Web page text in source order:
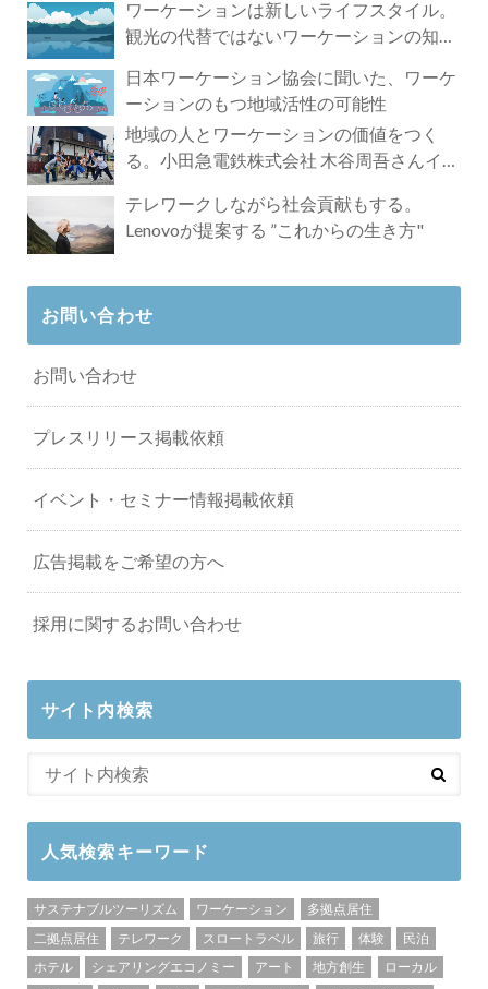
ワーケーションは新しいライフスタイル。
観光の代替ではないワーケーションの知ら
日本ワーケーション協会に聞いた、ワーケ
ーションのもつ地域活性の可能性
地域の人とワーケーションの価値をつく
る。小田急電鉄株式会社 木谷周吾さんイン
テレワークしながら社会貢献もする。
Lenovoが提案する ”これからの生き方"
お問い合わせ
お問い合わせ
プレスリリース掲載依頼
イベント・セミナー情報掲載依頼
広告掲載をご希望の方へ
採用に関するお問い合わせ
サイト内検索
人気検索キーワード
サステナブルツーリズム ワーケーション
多拠点居住
二拠点居住
テレワーク スロートラベル 旅行 体験
民泊
ホテル
シェアリングエコノミー アート 地方創生
ローカル